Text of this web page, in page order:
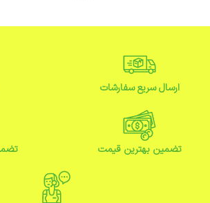
ارسال سریع سفارشات
تضمین بهترین قیمت